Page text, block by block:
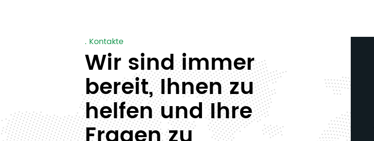
. Kontakte
Wir sind immer
bereit, Ihnen zu
helfen und Ihre